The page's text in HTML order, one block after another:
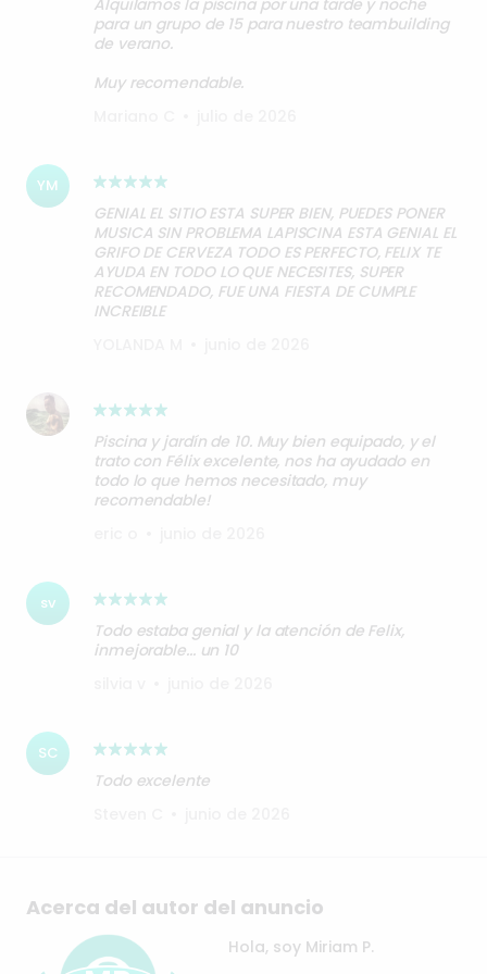
Alquilamos la piscina por una tarde y noche
para un grupo de 15 para nuestro teambuilding
de verano.
Muy recomendable.
YM
GENIAL EL SITIO ESTA SUPER BIEN, PUEDES PONER
MUSICA SIN PROBLEMA LAPISCINA ESTA GENIAL EL
GRIFO DE CERVEZA TODO ES PERFECTO, FELIX TE
AYUDA EN TODO LO QUE NECESITES, SUPER
RECOMENDADO, FUE UNA FIESTA DE CUMPLE
INCREIBLE
Piscina y jardín de 10. Muy bien equipado, y el
trato con Félix excelente, nos ha ayudado en
todo lo que hemos necesitado, muy
recomendable!
sv
Todo estaba genial y la atención de Felix,
inmejorable... un 10
SC
Todo excelente
Acerca del autor del anuncio
Hola, soy Miriam P.